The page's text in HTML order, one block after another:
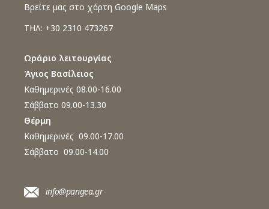
Βρείτε μας στο χάρτη Google Maps
ΤΗΛ: +30 2310 473267
Ωράριο λειτουργίας
Άγιος Βασίλειος
Καθημερινές 08.00-16.00
Σάββατο 09.00-13.30
Θέρμη
Καθημερινές 09.00-17.00
Σάββατο 09.00-14.00
info@pangea.gr